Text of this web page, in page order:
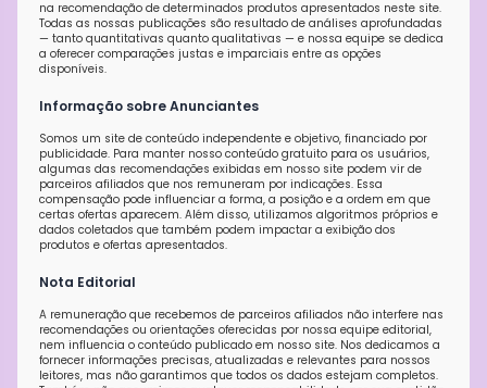
na recomendação de determinados produtos apresentados neste site.
Todas as nossas publicações são resultado de análises aprofundadas
— tanto quantitativas quanto qualitativas — e nossa equipe se dedica
a oferecer comparações justas e imparciais entre as opções
disponíveis.
Informação sobre Anunciantes
Somos um site de conteúdo independente e objetivo, financiado por
publicidade. Para manter nosso conteúdo gratuito para os usuários,
algumas das recomendações exibidas em nosso site podem vir de
parceiros afiliados que nos remuneram por indicações. Essa
compensação pode influenciar a forma, a posição e a ordem em que
certas ofertas aparecem. Além disso, utilizamos algoritmos próprios e
dados coletados que também podem impactar a exibição dos
produtos e ofertas apresentados.
Nota Editorial
A remuneração que recebemos de parceiros afiliados não interfere nas
recomendações ou orientações oferecidas por nossa equipe editorial,
nem influencia o conteúdo publicado em nosso site. Nos dedicamos a
fornecer informações precisas, atualizadas e relevantes para nossos
leitores, mas não garantimos que todos os dados estejam completos.